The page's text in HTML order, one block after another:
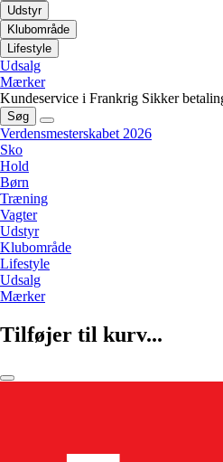
Udstyr
Klubområde
Lifestyle
Udsalg
Mærker
Kundeservice i Frankrig Sikker
Søg
Verdensmesterskabet 2026
Sko
Hold
Børn
Træning
Vagter
Udstyr
Klubområde
Lifestyle
Udsalg
Mærker
Tilføjer til kurv...